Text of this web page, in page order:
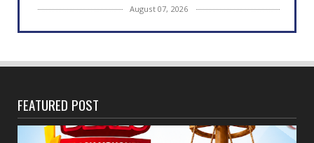
August 07, 2026
DAERAH
Jangan Pasang Bende...
Bersama Forkopimda, Walikota – Wawali
Bagikan 5.000 Bendera ...
FEATURED POST